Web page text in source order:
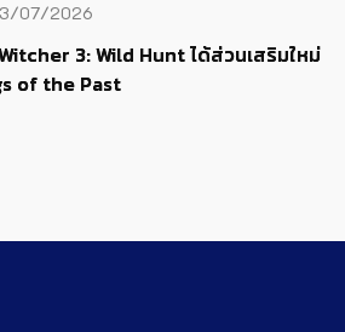
07/2026
3: Wild Hunt ได้ส่วนเสริมใหม่
of the Past